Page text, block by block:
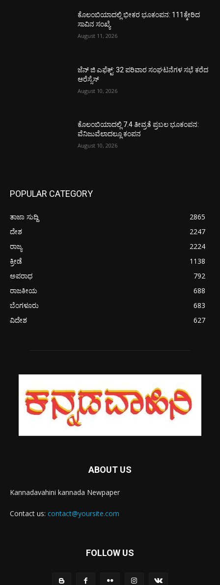
ಕೊಲಂಬಿಯಾದಲ್ಲಿ ಭೀಕರ ಭೂಕಂಪನ: 111ಕ್ಕೇರಿದ
ಸಾವಿನ ಸಂಖ್ಯೆ
August 11, 2026
ಜೆನ್ ಜಿ ಎಫೆಕ್ಟ್: 32 ಪರಿವಾರ ಸಂಘಟನೆಗಳ ಸಭೆ ಕರೆದ
ಆರೆಸ್ಸೆಸ್
August 10, 2026
ಕೊಲಂಬಿಯಾದಲ್ಲಿ 7.4 ತೀವ್ರತೆ ಪ್ರಬಲ ಭೂಕಂಪನ:
ವೆನಿಜುವೆಲಾದಲ್ಲೂ ಕಂಪನ
August 10, 2026
POPULAR CATEGORY
ತಾಜಾ ಸುದ್ದಿ
2865
ದೇಶ
2247
ರಾಜ್ಯ
2224
ಕ್ರೀಡೆ
1138
ಅಪರಾಧ
792
ರಾಜಕೀಯ
688
ಬೆಂಗಳೂರು
683
ವಿದೇಶ
627
ABOUT US
Kannadavahini kannada Newpaper
Contact us: contact@yoursite.com
FOLLOW US